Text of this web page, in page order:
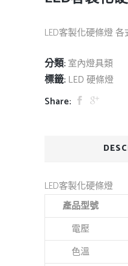
LED客製化硬條燈
分類: 室內燈具類
標籤: LED 硬條燈
Share:
LED客製化硬條燈
產品型號
電壓
色溫